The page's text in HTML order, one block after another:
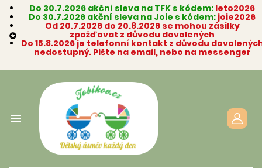

Do 30.7.2026 akční sleva na TFK s kódem: leto2026
Do 30.7.2026 akční sleva na Joie s kódem: joie2026
Od 20.7.2026 do 20.8.2026 se mohou zásilky
zpožďovat z důvodu dovolených
Do 15.8.2026 je telefonní kontakt z důvodu
nedostupný. Pište na email, nebo na messenger
